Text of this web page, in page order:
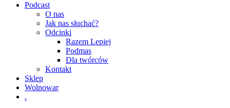
Podcast
O nas
Jak nas słuchać?
Odcinki
Razem Lepiej
Podmas
Dla twórców
Kontakt
Sklep
Wolnowar
.